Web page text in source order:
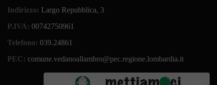
Indirizzo: Largo Repubblica, 3
P.IVA: 00742750961
Telefono: 039.24861
PEC: comune.vedanoallambro@pec.regione.lombardia.it